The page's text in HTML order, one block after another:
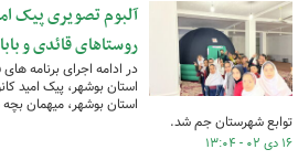
آلبوم تصویری پیک
روستاهای قائدی و
در ادامه اجرای برنامه
استان بوشهر، پیک امید
استان بوشهر، میهمان بچه
توابع شهرستان جم شد.
۱۶ دی ۰۲ - ۱۳:۰۴